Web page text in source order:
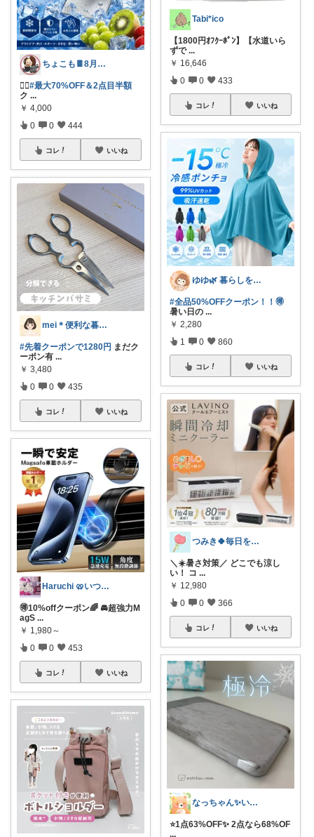
ちょこも🍫8月の推し♡お買物メモ
🏃‍♀️#最大70%OFF＆2点目半額
ク ...
￥ 4,000
0 0 444
コレ いいね
mei＊便利な暮らし🌸かわいいもの
#先着クーポンで1280円 まだク
ーポン有 ...
￥ 3,480
0 0 435
コレ いいね
Haruchi 🥨いつもありがとう🌸
🉐10%offクーポン🌈 🚘超強力M
agS ...
￥ 1,980～
0 0 453
コレ いいね
Tabi*ico
【1800円ｵﾌｸｰﾎﾟﾝ】【水道いら
ずで ...
￥ 16,646
0 0 433
コレ いいね
ゆゆ🌿 暮らしを整えたい🫖
#全品50%OFFクーポン！！🉐
暑い日の ...
￥ 2,280
1 0 860
コレ いいね
つみき🍀毎日をご機嫌にする♡
＼☀️暑さ対策／ どこでも涼し
い！ コ ...
￥ 12,980
0 0 366
コレ いいね
なっちゃん✨いつもありがとう😊✨
⭐️1点63%OFF✨ 2点なら68%OF
...